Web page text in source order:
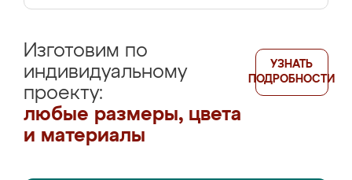
Изготовим по
индивидуальному
проекту:
любые размеры, цвета
и материалы
УЗНАТЬ
ПОДРОБНОСТИ